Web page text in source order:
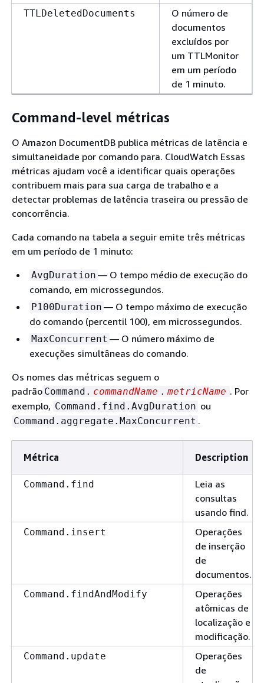
TTLDeletedDocuments
O número de
documentos
excluídos por
um TTLMonitor
em um período
de 1 minuto.
Command-level métricas
O Amazon DocumentDB publica métricas de latência e
simultaneidade por comando para. CloudWatch Essas
métricas ajudam você a identificar quais operações
contribuem mais para sua carga de trabalho e a
detectar problemas de latência traseira ou pressão de
concorrência.
Cada comando na tabela a seguir emite três métricas
em um período de 1 minuto:
AvgDuration — O tempo médio de execução do
comando, em microssegundos.
P100Duration — O tempo máximo de execução
do comando (percentil 100), em microssegundos.
MaxConcurrent — O número máximo de
execuções simultâneas do comando.
Os nomes das métricas seguem o
padrão Command. commandName . metricName . Por
exemplo, Command.find.AvgDuration ou
Command.aggregate.MaxConcurrent .
Métrica Description
Command.find
Leia as
consultas
usando find.
Command.insert
Operações
de inserção
de
documentos.
Command.findAndModify
Operações
atômicas de
localização e
modificação.
Command.update
Operações
de